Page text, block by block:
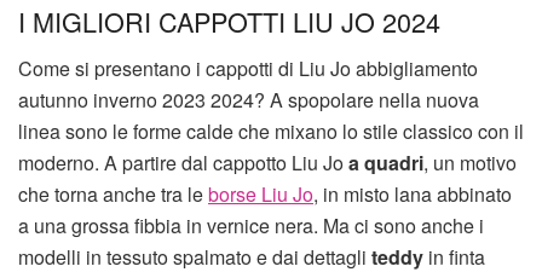
I MIGLIORI CAPPOTTI LIU JO 2024
Come si presentano i cappotti di Liu Jo abbigliamento
autunno inverno 2023 2024? A spopolare nella nuova
linea sono le forme calde che mixano lo stile classico con il
moderno. A partire dal cappotto Liu Joa quadri, un motivo
che torna anche tra leborse Liu Jo, in misto lana abbinato
a una grossa fibbia in vernice nera. Ma ci sono anche i
modelli in tessuto spalmato e dai dettagli teddy in finta